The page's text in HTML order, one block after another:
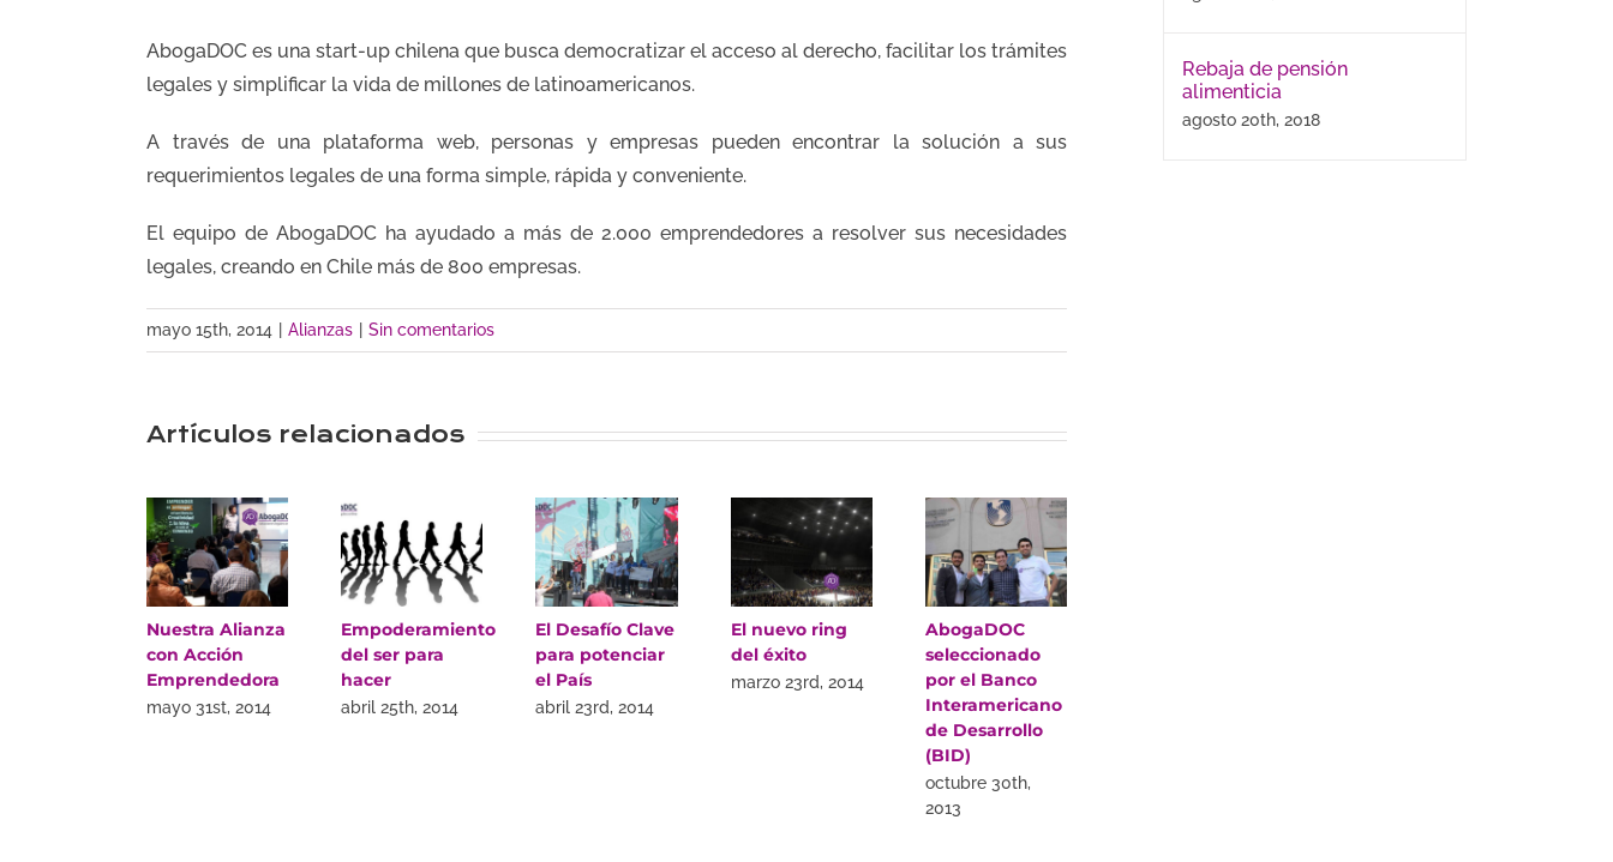
AbogaDOC es una start-up chilena que busca democratizar el acceso al derecho, facilitar los trámites
legales y simplificar la vida de millones de latinoamericanos.
A través de una plataforma web, personas y empresas pueden encontrar la solución a sus
requerimientos legales de una forma simple, rápida y conveniente.
El equipo de AbogaDOC ha ayudado a más de 2.000 emprendedores a resolver sus necesidades
legales, creando en Chile más de 800 empresas.
mayo 15th, 2014 Alianzas Sin comentarios
Artículos relacionados
Nuestra Alianza
con Acción
Emprendedora
mayo 31st, 2014
Empoderamiento
del ser para
hacer
abril 25th, 2014
El Desafío Clave
para potenciar
el País
abril 23rd, 2014
El nuevo ring
del éxito
marzo 23rd, 2014
AbogaDOC
seleccionado
por el Banco
Interamericano
de Desarrollo
(BID)
octubre 30th,
2013
Rebaja de pensión
alimenticia
agosto 20th, 2018